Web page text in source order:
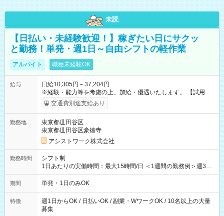
未読
【日払い・未経験歓迎！】稼ぎたい日にサクッ
と勤務！単発・週1日～自由シフトの軽作業
アルバイト 職種未経験OK
給与
日給10,305円～37,204円
※経験・能力等を考慮の上、加給・優遇いたします。 【試用期
間】試用期間なし
交通費別途支給あり
勤務地
東京都世田谷区
東京都世田谷区豪徳寺
アシストワーク株式会社
勤務時間
シフト制
1日あたりの実働時間：最大15時間/日 ＜1週間の勤務例＞週3回
勤務 勤務：月・水・金 休み：火・木・土・日 好きな時にお仕事
可能です！ ※1日あたりの最大実働時間は日勤、夜勤共に勤務し
期間 単発・1日のみOK
特徴
週1日からOK / 日払いOK / 副業・WワークOK / 10名以上の大量
募集